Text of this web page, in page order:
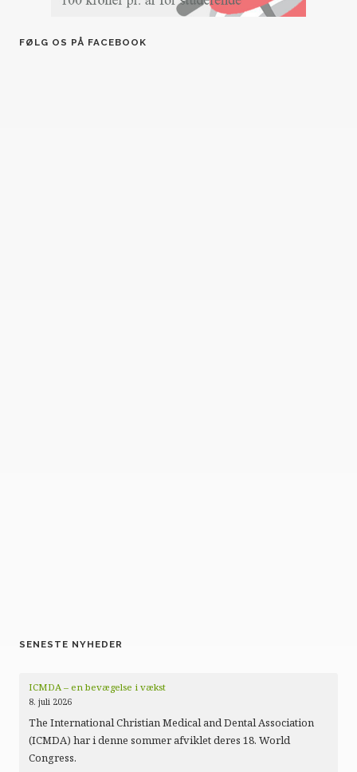
FØLG OS PÅ FACEBOOK
SENESTE NYHEDER
ICMDA – en bevægelse i vækst
8. juli 2026
The International Christian Medical and Dental Association
(ICMDA) har i denne sommer afviklet deres 18. World
Congress.